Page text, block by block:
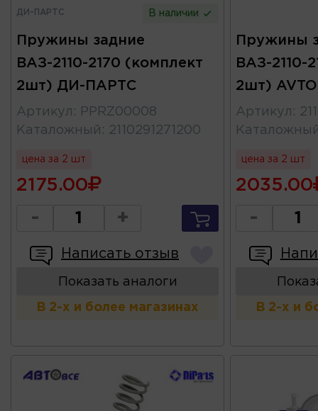
ДИ-ПАРТС В наличии
Пружины задние
ВАЗ-2110-2170 (комплект
2шт) ДИ-ПАРТС
Артикул :
PPRZ00008
Каталожный : 2110291271200
цена за 2 шт
2175.00
- +
Написать отзыв
Показать аналоги
В 2-х и более магазинах
Пружины
ВАЗ-2110-
2шт)
Артикул :
цена за 2 шт
2035.00
-
В 2-х и